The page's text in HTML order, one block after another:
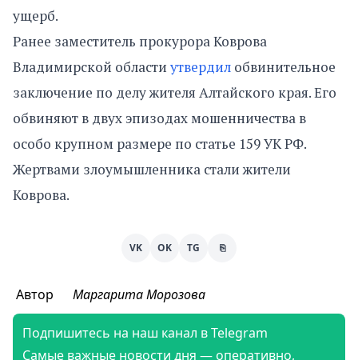
ущерб.
Ранее заместитель прокурора Коврова
Владимирской области утвердил обвинительное
заключение по делу жителя Алтайского края. Его
обвиняют в двух эпизодах мошенничества в
особо крупном размере по статье 159 УК РФ.
Жертвами злоумышленника стали жители
Коврова.
VK OK TG ⎘
Автор Маргарита Морозова
Подпишитесь на наш канал в Telegram
Самые важные новости дня — оперативно,